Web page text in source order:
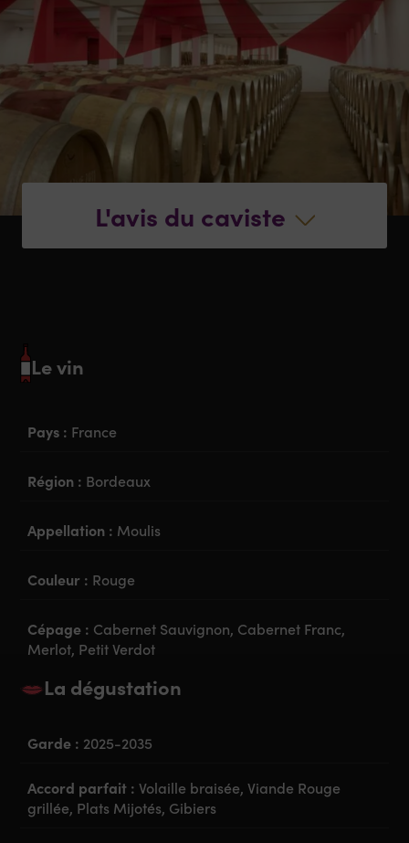
L'avis du caviste
Le vin
Pays : France
Région : Bordeaux
Appellation : Moulis
Couleur : Rouge
Cépage : Cabernet Sauvignon, Cabernet Franc,
Merlot, Petit Verdot
La dégustation
Garde : 2025-2035
Accord parfait :Volaille braisée, Viande Rouge
grillée, Plats Mijotés, Gibiers